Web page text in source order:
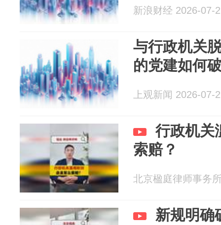
新浪财经 2026-07-
与行政机关
的党建如何
上观新闻 2026-07-
行政机关
索赔？
北京楹庭律师事务
新规明确